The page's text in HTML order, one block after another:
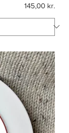
Pris
145,00 kr.